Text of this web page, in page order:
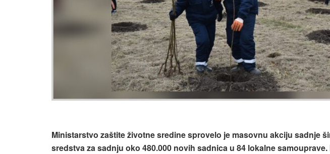
Ministarstvo zaštite životne sredine sprovelo je masovnu akciju sadnje
sredstva za sadnju oko 480.000 novih sadnica u 84 lokalne